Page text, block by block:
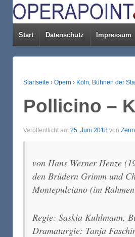
Start Datenschutz Impressum
Startseite › Opern › Köln, Bühnen der
Pollicino –
Veröffentlicht am 25. Juni 2018 von
von Hans Werner Henze
den Brüdern Grimm und
Montepulciano (im
Regie: Saskia Kuhlmann,
Dramaturgie: Tanja